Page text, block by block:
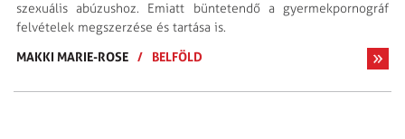
szexuális abúzushoz. Emiatt büntetendő a gyermekpornográf
felvételek megszerzése és tartása is.
MAKKI MARIE-ROSE / BELFÖLD